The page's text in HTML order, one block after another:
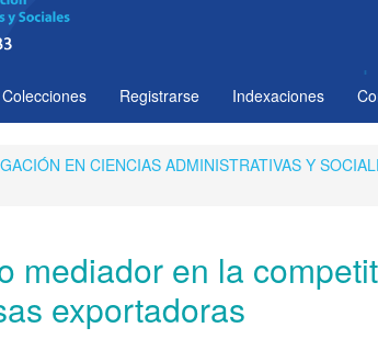
Colecciones Registrarse Indexaciones
EN CIENCIAS ADMINISTRATIVAS Y
mediador en la
exportadoras